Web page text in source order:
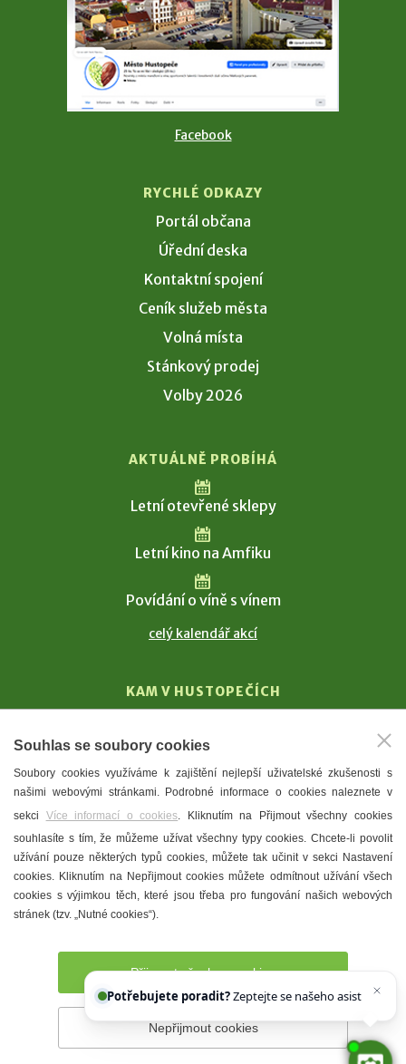
Facebook
RYCHLÉ ODKAZY
Portál občana
Úřední deska
Kontaktní spojení
Ceník služeb města
Volná místa
Stánkový prodej
Volby 2026
AKTUÁLNĚ PROBÍHÁ
Letní otevřené sklepy
Letní kino na Amfiku
Povídání o víně s vínem
celý kalendář akcí
KAM V HUSTOPEČÍCH
T. G. Masaryk
Mandloně
Ubytování
Restaurace
Městské muzeum a galerie
Denní meníčka
Prohlášení o přístupnosti Správce webu
Souhlas se soubory cookies
Soubory cookies využíváme k zajištění nejlepší uživatelské zkušenosti s
našimi webovými stránkami. Podrobné informace o cookies naleznete v
sekci Více informací o cookies. Kliknutím na Přijmout všechny cookies
souhlasíte s tím, že můžeme užívat všechny typy cookies. Chcete-li povolit
užívání pouze některých typů cookies, můžete tak učinit v sekci Nastavení
cookies. Kliknutím na Nepřijmout cookies můžete odmítnout užívání všech
cookies s výjimkou těch, které jsou třeba pro fungování našich webových
stránek (tzv. „Nutné cookies“).
Přijmout všechny cookies
Nepřijmout cookies
Potřebujete poradit?